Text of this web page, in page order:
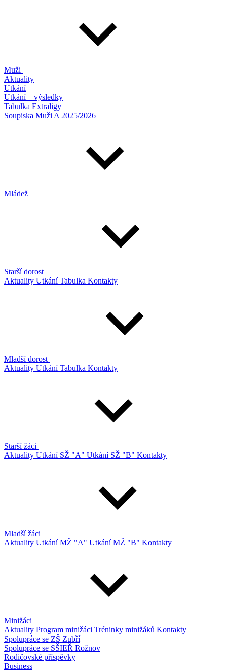
Muži
Aktuality
Utkání
Utkání – výsledky
Tabulka Extraligy
Soupiska Muži A 2025/2026
Mládež
Starší dorost
Aktuality UtkáníTabulka Kontakty
Mladší dorost
Aktuality UtkáníTabulka Kontakty
Starší žáci
Aktuality Utkání SŽ "A" Utkání SŽ "B" Kontakty
Mladší žáci
Aktuality Utkání MŽ "A" Utkání MŽ "B" Kontakty
Minižáci
Aktuality Program minižáci Tréninky minižáků Kontakty
Spolupráce se ZŠ Zubří
Spolupráce se SŠIEŘ Rožnov
Rodičovské příspěvky
Business